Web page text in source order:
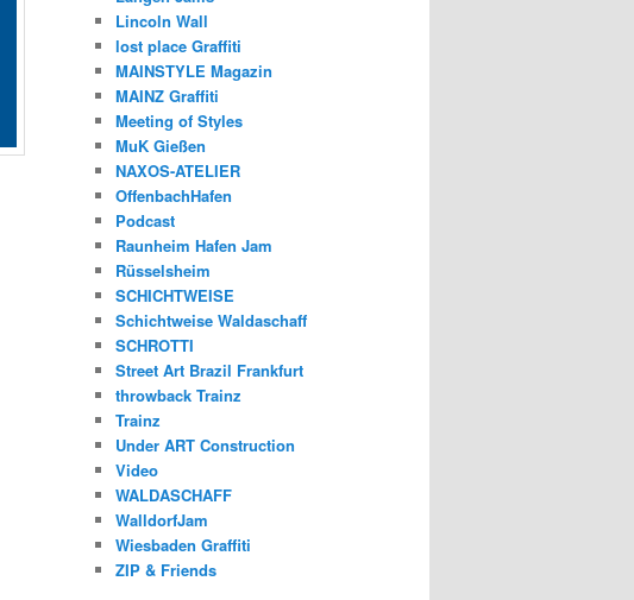
Lincoln Wall
lost place Graffiti
MAINSTYLE Magazin
MAINZ Graffiti
Meeting of Styles
MuK Gießen
NAXOS-ATELIER
OffenbachHafen
Podcast
Raunheim Hafen Jam
Rüsselsheim
SCHICHTWEISE
Schichtweise Waldaschaff
SCHROTTI
Street Art Brazil Frankfurt
throwback Trainz
Trainz
Under ART Construction
Video
WALDASCHAFF
WalldorfJam
Wiesbaden Graffiti
ZIP & Friends